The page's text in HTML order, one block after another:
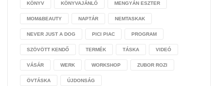
KÖNYV KÖNYVAJÁNLÓ MENGYÁN ESZTER
MOM&BEAUTY NAPTÁR NEMTASKAK
NEVER JUST A DOG PICI PIAC PROGRAM
SZÖVÖTT KENDŐ TERMÉK TÁSKA VIDEÓ
VÁSÁR WERK WORKSHOP ZUBOR ROZI
ÖVTÁSKA ÚJDONSÁG